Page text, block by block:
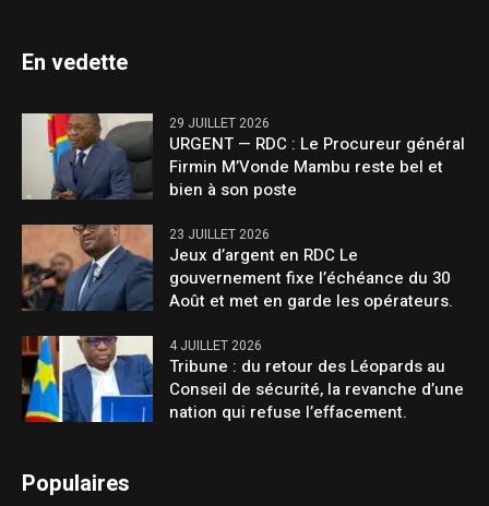
En vedette
29 JUILLET 2026
URGENT — RDC : Le Procureur général
Firmin M’Vonde Mambu reste bel et
bien à son poste
23 JUILLET 2026
Jeux d’argent en RDC Le
gouvernement fixe l’échéance du 30
Août et met en garde les opérateurs.
4 JUILLET 2026
Tribune : du retour des Léopards au
Conseil de sécurité, la revanche d’une
nation qui refuse l’effacement.
Populaires